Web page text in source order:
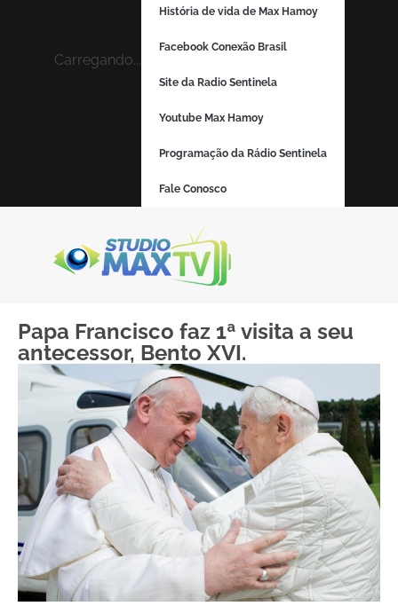
Carregando...
História de vida de Max Hamoy
Facebook Conexão Brasil
Site da Radio Sentinela
Youtube Max Hamoy
Programação da Rádio Sentinela
Fale Conosco
Papa Francisco faz 1ª visita a seu
antecessor, Bento XVI.